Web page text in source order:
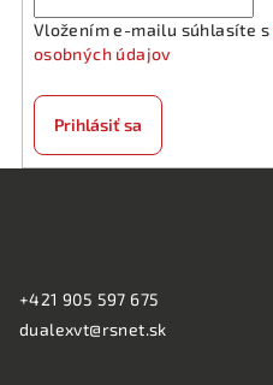
Vložením e-mailu súhlasíte s
osobných údajov
Prihlásiť sa
+421 905 597 675
dualexvt@rsnet.sk